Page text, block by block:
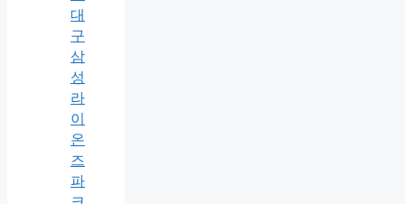
대
구
삼
성
라
이
온
즈
파